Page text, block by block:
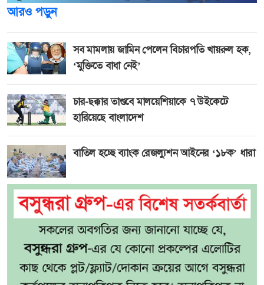
আরও পড়ুন
সব মামলায় জামিন পেলেন বিচারপতি খায়রুল হক,
‘মুক্তিতে বাধা নেই’
চার-ছক্কার তাণ্ডবে মালয়েশিয়াকে ৭ উইকেটে
হারিয়েছে বাংলাদেশ
বাতিল হচ্ছে ব্যাংক রেজল্যুশন আইনের ‘১৮ক’ ধারা